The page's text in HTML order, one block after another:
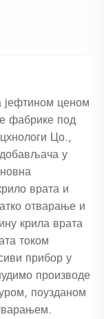
јефтином ценом
фабрике под
Цо.,
добављача у
врата и
отварање и
крила врата
током
прибор у
производе
поузданом